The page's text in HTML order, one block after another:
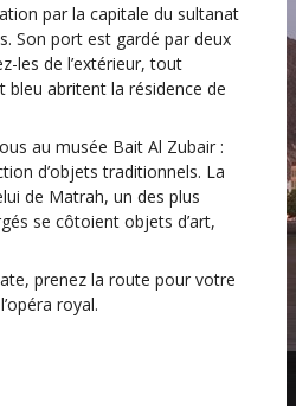
par la capitale du sultanat
Son port est gardé par deux
les de l’extérieur, tout
bleu abritent la résidence de
au musée Bait Al Zubair :
d’objets traditionnels. La
de Matrah, un des plus
se côtoient objets d’art,
prenez la route pour votre
royal.